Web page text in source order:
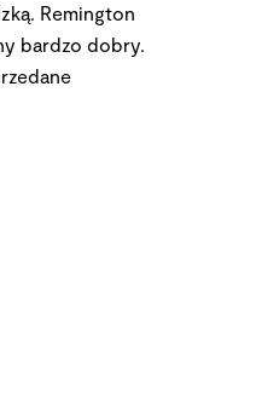
Remington
bardzo dobry.